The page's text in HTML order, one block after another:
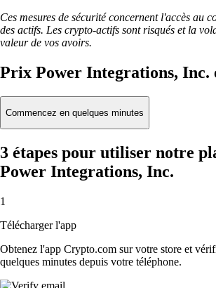
Ces mesures de sécurité concernent l'accès au
des actifs. Les crypto-actifs sont risqués et la
valeur de vos avoirs.
Prix Power Integrations, Inc.
Commencez en quelques minutes
3 étapes pour utiliser notre
Power Integrations, Inc.
1
Télécharger l'app
Obtenez l'app Crypto.com sur votre store et
quelques minutes depuis votre téléphone.